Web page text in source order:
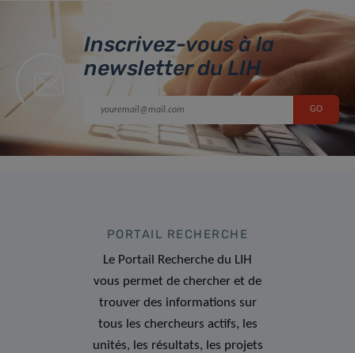
Inscrivez-vous à la
newsletter du LIH
PORTAIL RECHERCHE
Le Portail Recherche du LIH
vous permet de chercher et de
trouver des informations sur
tous les chercheurs actifs, les
unités, les résultats, les projets